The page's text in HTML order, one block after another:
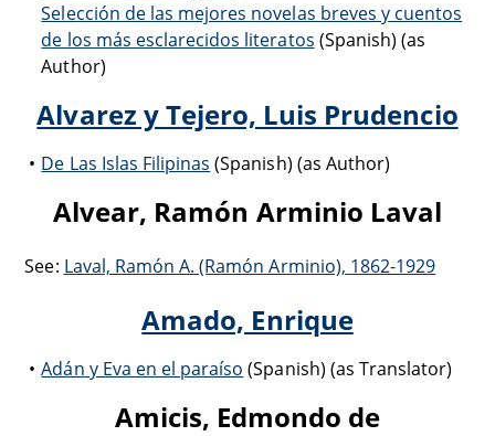
Selección de las mejores novelas breves y cuentos
de los más esclarecidos literatos (Spanish) (as
Author)
Alvarez y Tejero, Luis Prudencio
De Las Islas Filipinas (Spanish) (as Author)
Alvear, Ramón Arminio Laval
See: Laval, Ramón A. (Ramón Arminio), 1862-1929
Amado, Enrique
Adán y Eva en el paraíso (Spanish) (as Translator)
Amicis, Edmondo de